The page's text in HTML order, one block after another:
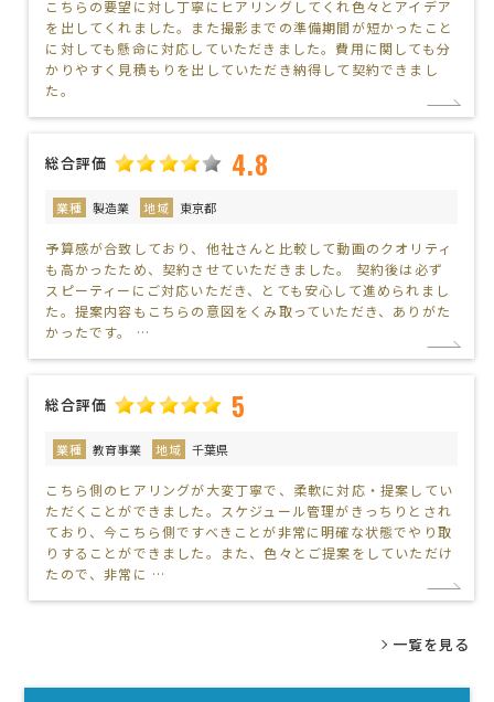
こちらの要望に対し丁寧にヒアリングしてくれ色々とアイデア
を出してくれました。また撮影までの準備期間が短かったこと
に対しても懸命に対応していただきました。費用に関しても分
かりやすく見積もりを出していただき納得して契約できまし
た。
総合評価 4.8
業種 製造業 地域 東京都
予算感が合致しており、他社さんと比較して動画のクオリティ
も高かったため、契約させていただきました。 契約後は必ず
スピーティーにご対応いただき、とても安心して進められまし
た。提案内容もこちらの意図をくみ取っていただき、ありがた
かったです。 …
総合評価 5
業種 教育事業 地域 千葉県
こちら側のヒアリングが大変丁寧で、柔軟に対応・提案してい
ただくことができました。スケジュール管理がきっちりとされ
ており、今こちら側ですべきことが非常に明確な状態でやり取
りすることができました。また、色々とご提案をしていただけ
たので、非常に …
一覧を見る